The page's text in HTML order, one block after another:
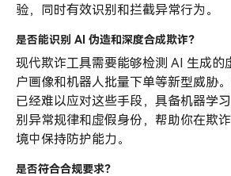
验，同时有效识别和拦截异常行为。
是否能识别 AI 伪造和深度合成欺诈？
现代欺诈工具需要能够检测 AI 生成的
户画像和机器人批量下单等新型威胁
已经难以应对这些手段，具备机器学
别异常规律和虚假身份，帮助你在欺
境中保持防护能力。
是否符合合规要求？